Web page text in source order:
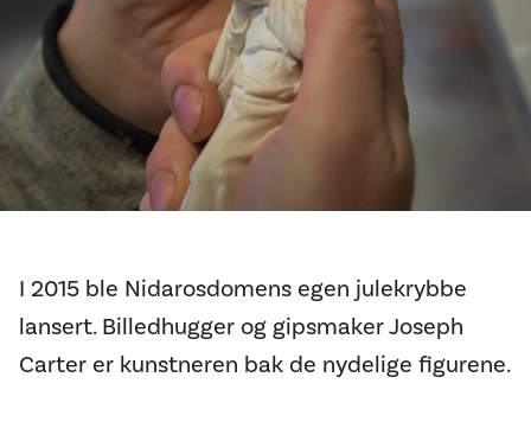
I 2015 ble Nidarosdomens egen julekrybbe
lansert. Billedhugger og gipsmaker Joseph
Carter er kunstneren bak de nydelige figurene.